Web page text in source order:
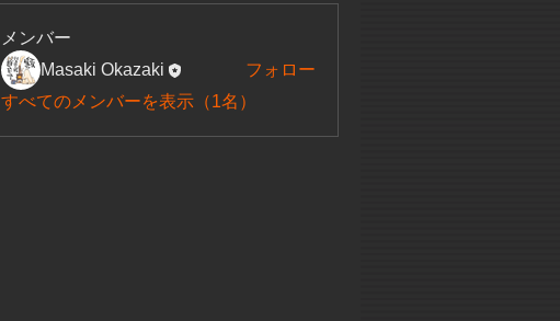
メンバー
Masaki Okazaki
フォロー
すべてのメンバーを表示（1名）